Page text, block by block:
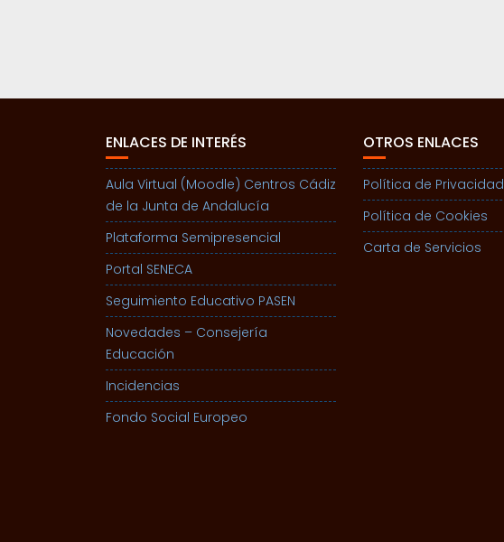
ENLACES DE INTERÉS
Aula Virtual (Moodle) Centros Cádiz
de la Junta de Andalucía
Plataforma Semipresencial
Portal SENECA
Seguimiento Educativo PASEN
Novedades – Consejería
Educación
Incidencias
Fondo Social Europeo
OTROS ENLACES
Política de Privacidad
Política de Cookies
Carta de Servicios